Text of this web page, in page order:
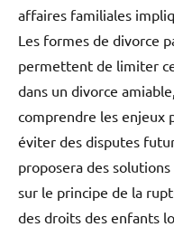
affaires familiales
Les formes de divorce
permettent de limiter
dans un divorce
comprendre les enjeux
éviter des disputes
proposera des
sur le principe de la
des droits des enfants